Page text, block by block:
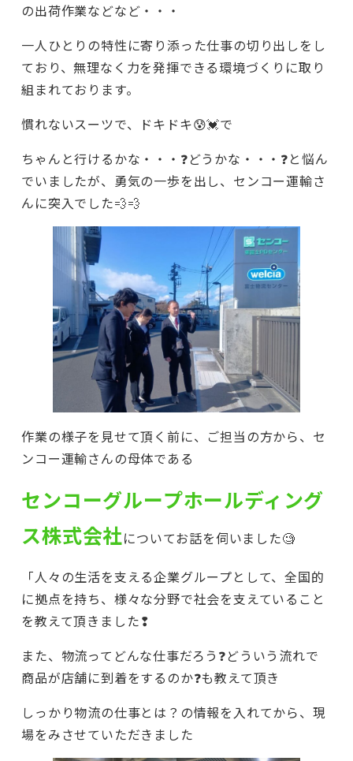
の出荷作業などなど・・・
一人ひとりの特性に寄り添った仕事の切り出しをし
ており、無理なく力を発揮できる環境づくりに取り
組まれております。
慣れないスーツで、ドキドキ😰💓で
ちゃんと行けるかな・・・❓どうかな・・・❓と悩ん
でいましたが、勇気の一歩を出し、センコー運輸さ
んに突入でした💨💨
作業の様子を見せて頂く前に、ご担当の方から、セ
ンコー運輸さんの母体である
センコーグループホールディング
ス株式会社についてお話を伺いました🧐
「人々の生活を支える企業グループとして、全国的
に拠点を持ち、様々な分野で社会を支えていること
を教えて頂きました❢
また、物流ってどんな仕事だろう❓どういう流れで
商品が店舗に到着をするのか❓も教えて頂き
しっかり物流の仕事とは？の情報を入れてから、現
場をみさせていただきました